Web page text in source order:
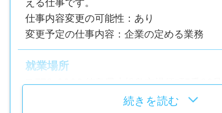
える仕事です。
仕事内容変更の可能性：あり
変更予定の仕事内容：企業の定める業務
就業場所
〒773-0006 徳島県小松島市横須町5番38号
勤務地変更の可能性：なし続きを読む